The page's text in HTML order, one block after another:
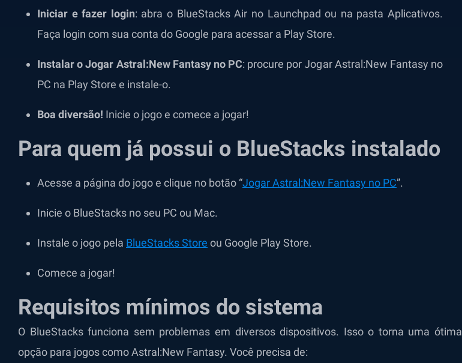
Iniciar e fazer login: abra o BlueStacks Air no Launchpad ou na pasta Aplicativos.
Faça login com sua conta do Google para acessar a Play Store.
Instalar o Jogar Astral:New Fantasy no PC: procure por Jogar Astral:New Fantasy no
PC na Play Store e instale-o.
Boa diversão! Inicie o jogo e comece a jogar!
Para quem já possui o BlueStacks instalado
Acesse a página do jogo e clique no botão “Jogar Astral:New Fantasy no PC”.
Inicie o BlueStacks no seu PC ou Mac.
Instale o jogo pela BlueStacks Store ou Google Play Store.
Comece a jogar!
Requisitos mínimos do sistema
O BlueStacks funciona sem problemas em diversos dispositivos. Isso o torna uma ótima
opção para jogos como Astral:New Fantasy. Você precisa de: